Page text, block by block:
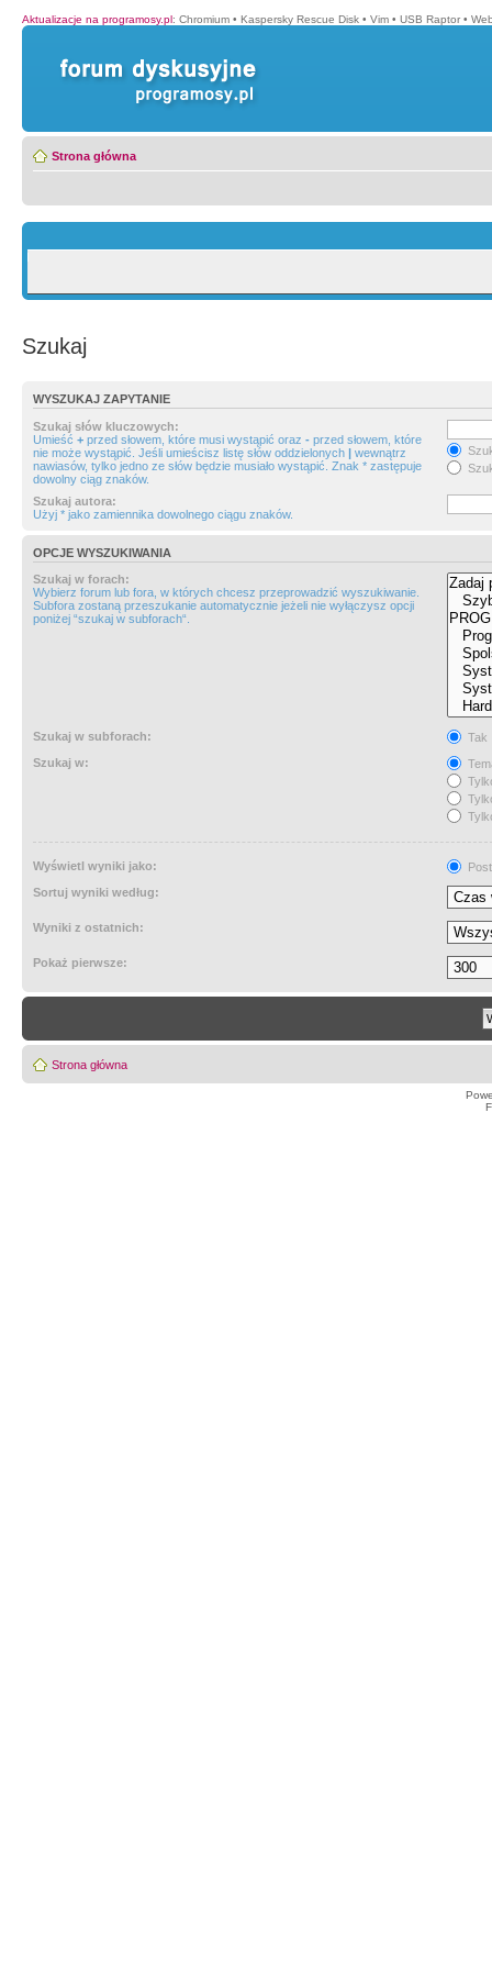
Aktualizacje na programosy.pl: Chromium • Kaspersky Rescue Disk • Vim • USB Raptor •
Strona główna
Szukaj
WYSZUKAJ ZAPYTANIE
Szukaj słów kluczowych:
Umieść + przed słowem, które musi wystąpić oraz - przed słowem, które
nie może wystąpić. Jeśli umieścisz listę słów oddzielonych | wewnątrz
nawiasów, tylko jedno ze słów będzie musiało wystąpić. Znak * zastępuje
dowolny ciąg znaków.
Szukaj autora:
Użyj * jako zamiennika dowolnego ciągu znaków.
OPCJE WYSZUKIWANIA
Szukaj w forach:
Wybierz forum lub fora, w których chcesz przeprowadzić wyszukiwanie.
Subfora zostaną przeszukanie automatycznie jeżeli nie wyłączysz opcji
poniżej “szukaj w subforach“.
Szukaj w subforach:
Tak
Szukaj w:
Wyświetl wyniki jako:
Sortuj wyniki według:
Wyniki z ostatnich:
Pokaż pierwsze:
Strona główna